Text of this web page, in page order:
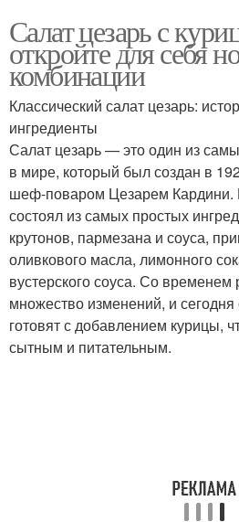
Салат цезарь с
откройте для себя
комбинации
Классический салат цезарь:
ингредиенты
Салат цезарь — это один из
в мире, который был создан в
шеф-поваром Цезарем Кардини.
состоял из самых простых
крутонов, пармезана и соуса,
оливкового масла, лимонного
вустерского соуса. Со временем
множество изменений, и сегодня
готовят с добавлением курицы,
сытным и питательным.